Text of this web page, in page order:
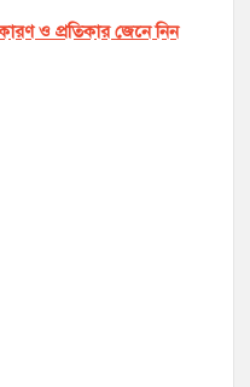
ও প্রতিকার জেনে নিন